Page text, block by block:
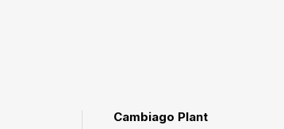
Cambiago Plant